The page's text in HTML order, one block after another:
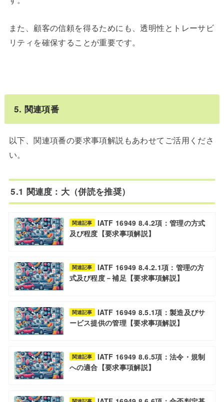
また、顧客の信頼を得るためにも、透明性とトレーサビ
リティを確保することが重要です。
5. 関連項番
以下、関連項番の要求事項解説もあわせてご活用くださ
い。
5.1 関連度：大（併読を推奨）
関連記事
IATF 16949 8.4.2項：管理の方式
及び程度【要求事項解説】
関連記事
IATF 16949 8.4.2.1項：管理の方
式及び程度－補足【要求事項解説】
関連記事
IATF 16949 8.5.1項：製造及びサ
ービス提供の管理【要求事項解説】
関連記事
IATF 16949 8.6.5項：法令・規制
への適合【要求事項解説】